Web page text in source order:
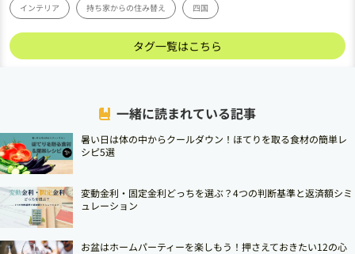
インテリア 持ち家からの住み替え 四国
タグ一覧はこちら
一緒に読まれている記事
暑い日は体の中からクールダウン！ほてりを取る食材の簡単レ
シピ5選
変動金利・固定金利どっちを選ぶ？4つの判断基準と返済額シミ
ュレーション
お盆はホームパーティーを楽しもう！押さえておきたい12の心